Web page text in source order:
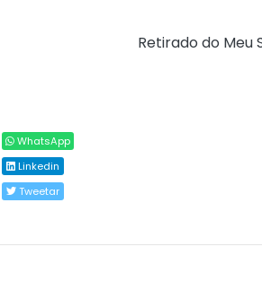
Retirado do Meu
WhatsApp
Linkedin
Tweetar